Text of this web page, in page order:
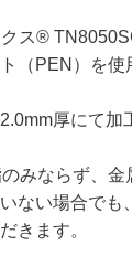
ス®
（PEN）を
厚にて加
みならず、
ない場合で
きます。